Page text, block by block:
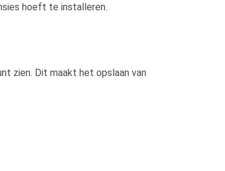
hoeft te installeren.
zien. Dit maakt het opslaan van